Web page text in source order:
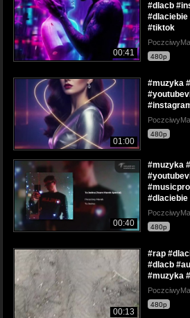
00:41
#dlacb
#tiktok
480p
01:00
#muzyka
480p
00:40
#muzyka
#dlaciebie
480p
00:13
#rap
#dlacb
#muzyka
480p